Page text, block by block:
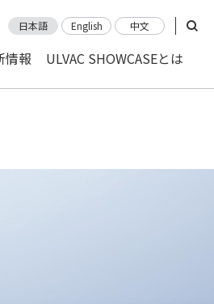
日本語 English 中文
情報 ULVAC SHOWCASEとは